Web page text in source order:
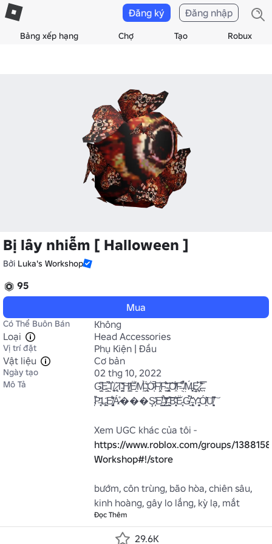
Bảng xếp hạng Chợ Tạo Robux
Đăng ký Đăng nhập
Bị lây nhiễm [ Halloween ]
Bởi Luka's Workshop
95
Mua
Có Thể Buôn Bán
Không
Loại
Head Accessories
Vị trí đặt
Phụ Kiện | Đầu
Vật liệu
Cơ bản
Ngày tạo 02 thg 10, 2022
Mô Tả
G̴̺͔͆͗E̶̲͕͛̚T̸̠̼͙̥̀ ̷̢͉͛T̵̮̩̥̺̎̏̕͠H̸͇̼̑͠Ë̸̱́M̵̰̃̉ ̶̢͖̒́Ȯ̷͂̚ͅF̸͈͔̤̊F̴͍͉̠̈́̾̂͝ ̵̢͓̻̱̈͠O̸̯̔̽̈́F̶̈̾͌ͅ ̸̛̤̀̉͗Ḿ̶̙̜͎͜Ȩ̷̦̟̀͆̀͘ͅ,̵͉͐̈́͊̾
̵̘̇̿P̶̥̖̋͂L̵̙̪̹̑E̸̡̥̭̥̎̋̾̈́Á̷̊���Ş̷̩̹̔E̸̺̗̟̊̇̕ͅ ̶̟̲̥̓̉̓͝I̸̩̭̒͊͘ ̵͖͕̰͉̊͝͝B̵̨̝̟̖͂̇͘͝Ë̴͔̝G̸͉̉̃̚ ̴̢͓͙̇ͅY̵̯̖̻͔͊Ó̸̯͛͠U̸̧̨͓͉̓͆͠
https://www.roblox.com/groups/
Workshop#!/store
bướm, côn trùng, bão hòa, chiên sâu,
kinh hoàng, gây lo lắng, kỳ lạ, mắt
Đọc Thêm
29.6K